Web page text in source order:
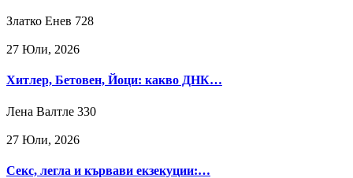
Златко Енев 728
27 Юли, 2026
Хитлер, Бетовен, Йоци: какво ДНК…
Лена Валтле 330
27 Юли, 2026
Секс, легла и кървави екзекуции:…